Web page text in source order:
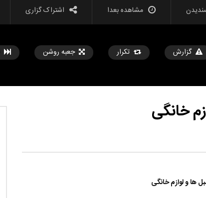
مشاهده بعدا اشتراک گزاری
گزارش تکرار جعبه روشن
نکات سفر را قبل از
853
3
هک ها و ابزارهای جدید زندگی که هر دختری